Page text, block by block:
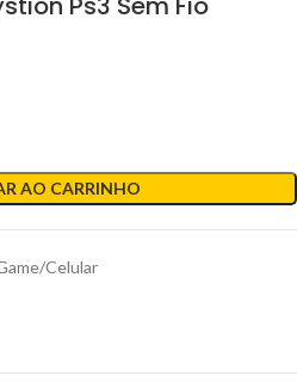
AO CARRINHO
Celular